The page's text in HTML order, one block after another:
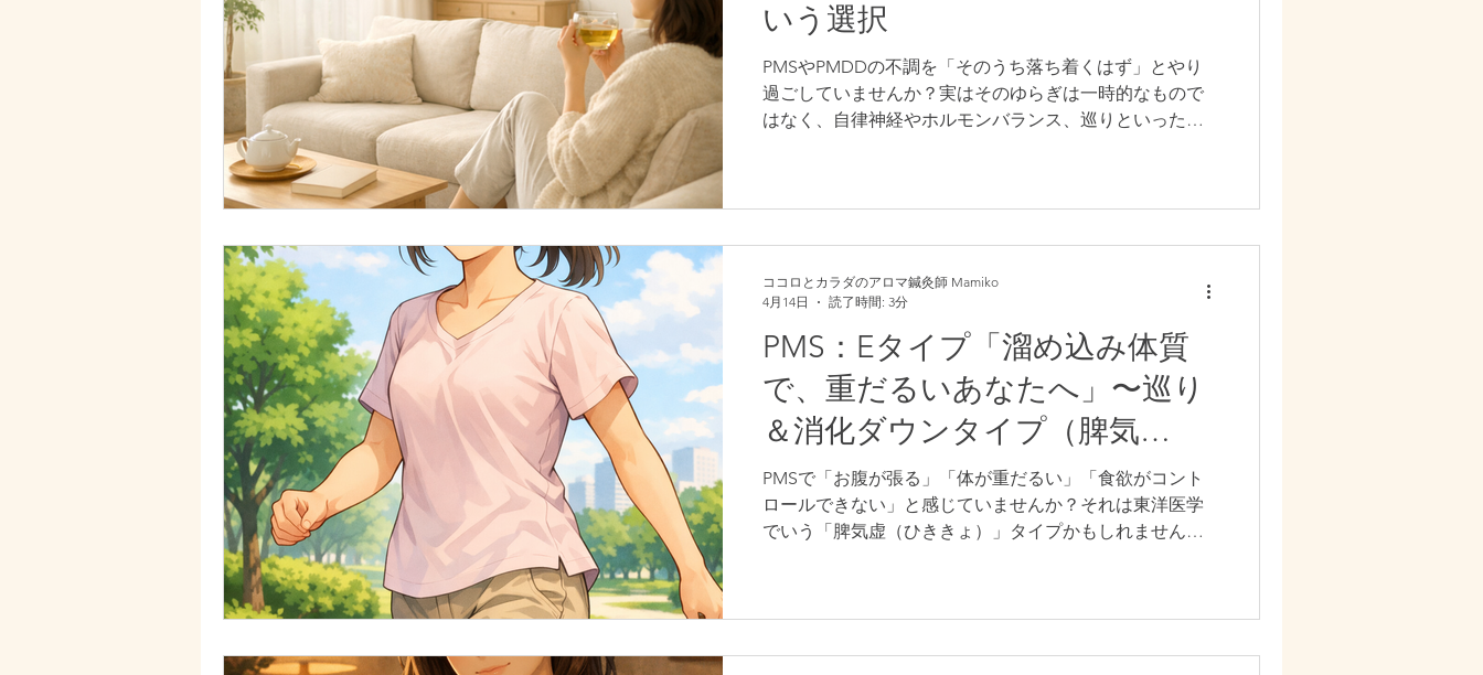
PranaTherapydiary 食の事 アロマのこと 産後骨盤矯正 レッスン
お役立ち情報 鍼灸治療・鍼灸ケア マタニティ
いう選択
PMSやPMDDの不調を「そのうち落ち着くはず」とやり
過ごしていませんか？実はそのゆらぎは一時的なもので
はなく、自律神経やホルモンバランス、巡りといったカ
が影響することもあります。だからこそ大切なのは「不
調をなくす」ことではなく、「ゆらぎにくく、対応でき
るカラダ」を育てること。今のうちから調えていくこと
で、回復力やバランスの安定につながります。Pranaでは
一人ひとりのリズムに合わせた無理のないケアを大切に
し、“今のあなたに合う調え方”を一緒に見つけていきま
す。
PMS：Eタイプ「溜め込み体質
で、重だるいあなたへ」〜巡り
＆消化ダウンタイプ（脾気
虚）〜
PMSで「お腹が張る」「体が重だるい」「食欲がコント
ロールできない」と感じていませんか？それは東洋医学
でいう「脾気虚（ひききょ）」タイプかもしれません。
状態、放っておくリスク、食生活を中心としたセルフケ
ココロとカラダのアロマ鍼灸師 Mamiko
4月14日
読了時間: 3分